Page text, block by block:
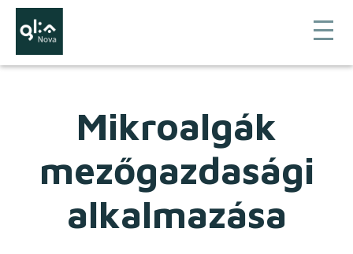
Mikroalgák
mezőgazdasági
alkalmazása